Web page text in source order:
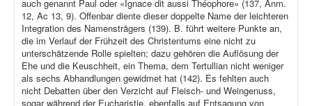
auch genannt Paul oder «Ignace dit aussi Théophore» (137, Anm.
12, Ac 13, 9). Offenbar diente dieser doppelte Name der leichteren
Integration des Namensträgers (139). B. führt weitere Punkte an,
die im Verlauf der Frühzeit des Christentums eine nicht zu
unterschätzende Rolle spielten; dazu gehören die Auflösung der
Ehe und die Keuschheit, ein Thema, dem Tertullian nicht weniger
als sechs Abhandlungen gewidmet hat (142). Es fehlten auch
nicht Debatten über den Verzicht auf Fleisch- und Weingenuss,
sogar während der Eucharistie, ebenfalls auf Entsagung von